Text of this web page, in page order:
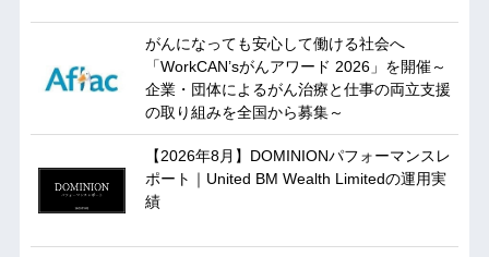
がんになっても安心して働ける社会へ
「WorkCAN’sがんアワード 2026」を開催～
企業・団体によるがん治療と仕事の両立支援
の取り組みを全国から募集～
【2026年8月】DOMINIONパフォーマンスレ
ポート｜United BM Wealth Limitedの運用実
績